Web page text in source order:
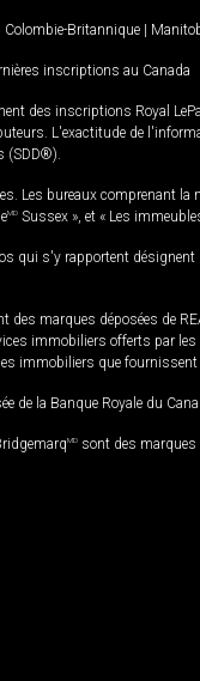
Colombie-Britannique |
inscriptions au Canada
des inscriptions Royal
L'exactitude de
(SDD®).
Les bureaux comprenant la
MD Sussex », et « Les
qui s'y rapportent
des marques déposées de
immobiliers offerts par
immobiliers que
de la Banque Royale du
MD sont des marques